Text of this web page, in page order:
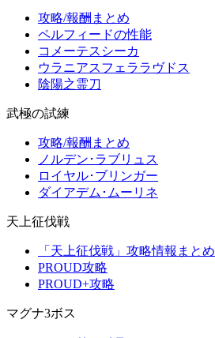
攻略/報酬まとめ
ペルフィードの性能
コメーテスシーカ
ウラニアスフェララヴドス
陰陽之霊刀
武極の試練
攻略/報酬まとめ
ノルデン･ラブリュス
ロイヤル･ブリンガー
ダイアデム･ムーリネ
天上征伐戦
「天上征伐戦」攻略情報まとめ
PROUD攻略
PROUD+攻略
マグナ3ボス